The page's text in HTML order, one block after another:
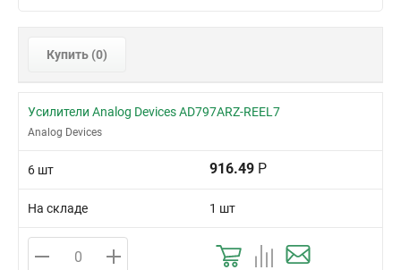
Купить (0)
Усилители Analog Devices AD797ARZ-REEL7
Analog Devices
6 шт 916.49 Р
На складе 1 шт